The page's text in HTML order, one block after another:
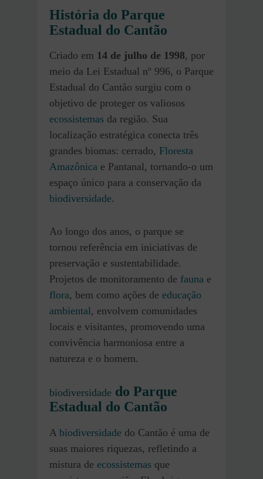
História do Parque
Estadual do Cantão
Criado em 14 de julho de 1998, por
meio da Lei Estadual nº 996, o Parque
Estadual do Cantão surgiu com o
objetivo de proteger os valiosos
ecossistemas da região. Sua
localização estratégica conecta três
grandes biomas: cerrado, Floresta
Amazônica e Pantanal, tornando-o um
espaço único para a conservação da
biodiversidade.
Ao longo dos anos, o parque se
tornou referência em iniciativas de
preservação e sustentabilidade.
Projetos de monitoramento de fauna e
flora, bem como ações de educação
ambiental, envolvem comunidades
locais e visitantes, promovendo uma
convivência harmoniosa entre a
natureza e o homem.
biodiversidade do Parque
Estadual do Cantão
A biodiversidade do Cantão é uma de
suas maiores riquezas, refletindo a
mistura de ecossistemas que